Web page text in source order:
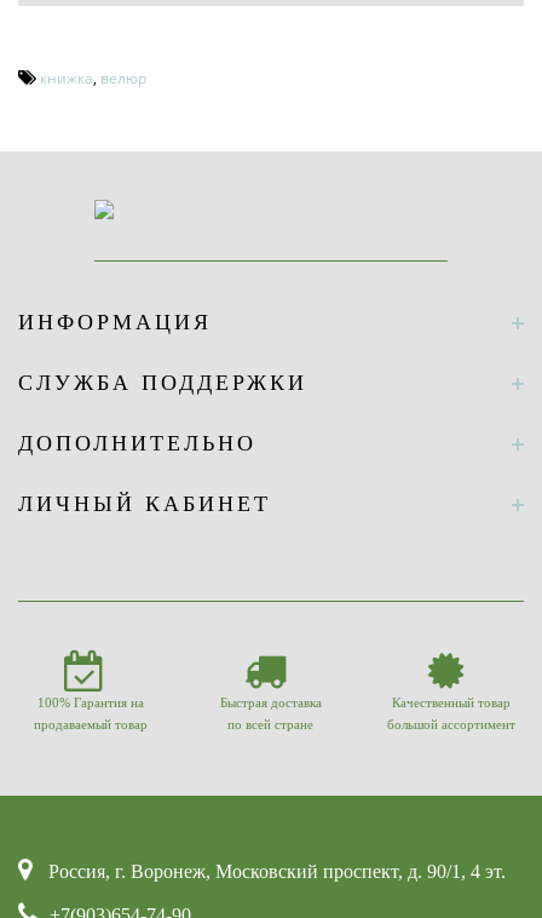
книжка, велюр
ИНФОРМАЦИЯ
СЛУЖБА ПОДДЕРЖКИ
ДОПОЛНИТЕЛЬНО
ЛИЧНЫЙ КАБИНЕТ
100% Гарантия на
продаваемый товар
Быстрая доставка
по всей стране
Качественный товар
большой ассортимент
Россия, г. Воронеж, Московский проспект, д. 90/1, 4 эт.